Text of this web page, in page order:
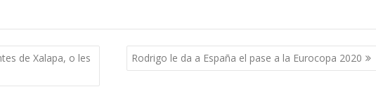
de Xalapa, o les
Rodrigo le da a España el pase a la Eurocopa 2020